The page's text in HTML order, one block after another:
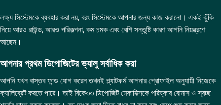
লক্ষ্য সিস্টেমকে ব্যবহার করা নয়, বরং সিস্টেমকে আপনার জন্য কাজ করানো। একই ঝুঁকি
নিয়ে আরও রাউন্ড, আরও পরিকল্পনা, কম চমক এবং বেশি সন্তুষ্টি কারণ আপনি নিয়ন্ত্রণে
আছেন।
আপনার প্রথম ডিপোজিটের ভ্যালু সর্বাধিক করা
আপনি যখন বাস্তব ফান্ড যোগ করেন তখনই প্ল্যাটফর্ম আপনার প্রোফাইল অনুযায়ী নিজেকে
ক্যালিব্রেট করতে পারে। তাই বিকে৩৩ ডিপোজিট মেকানিক্সকে পরিষ্কার বোনাস ও স্বচ্ছ